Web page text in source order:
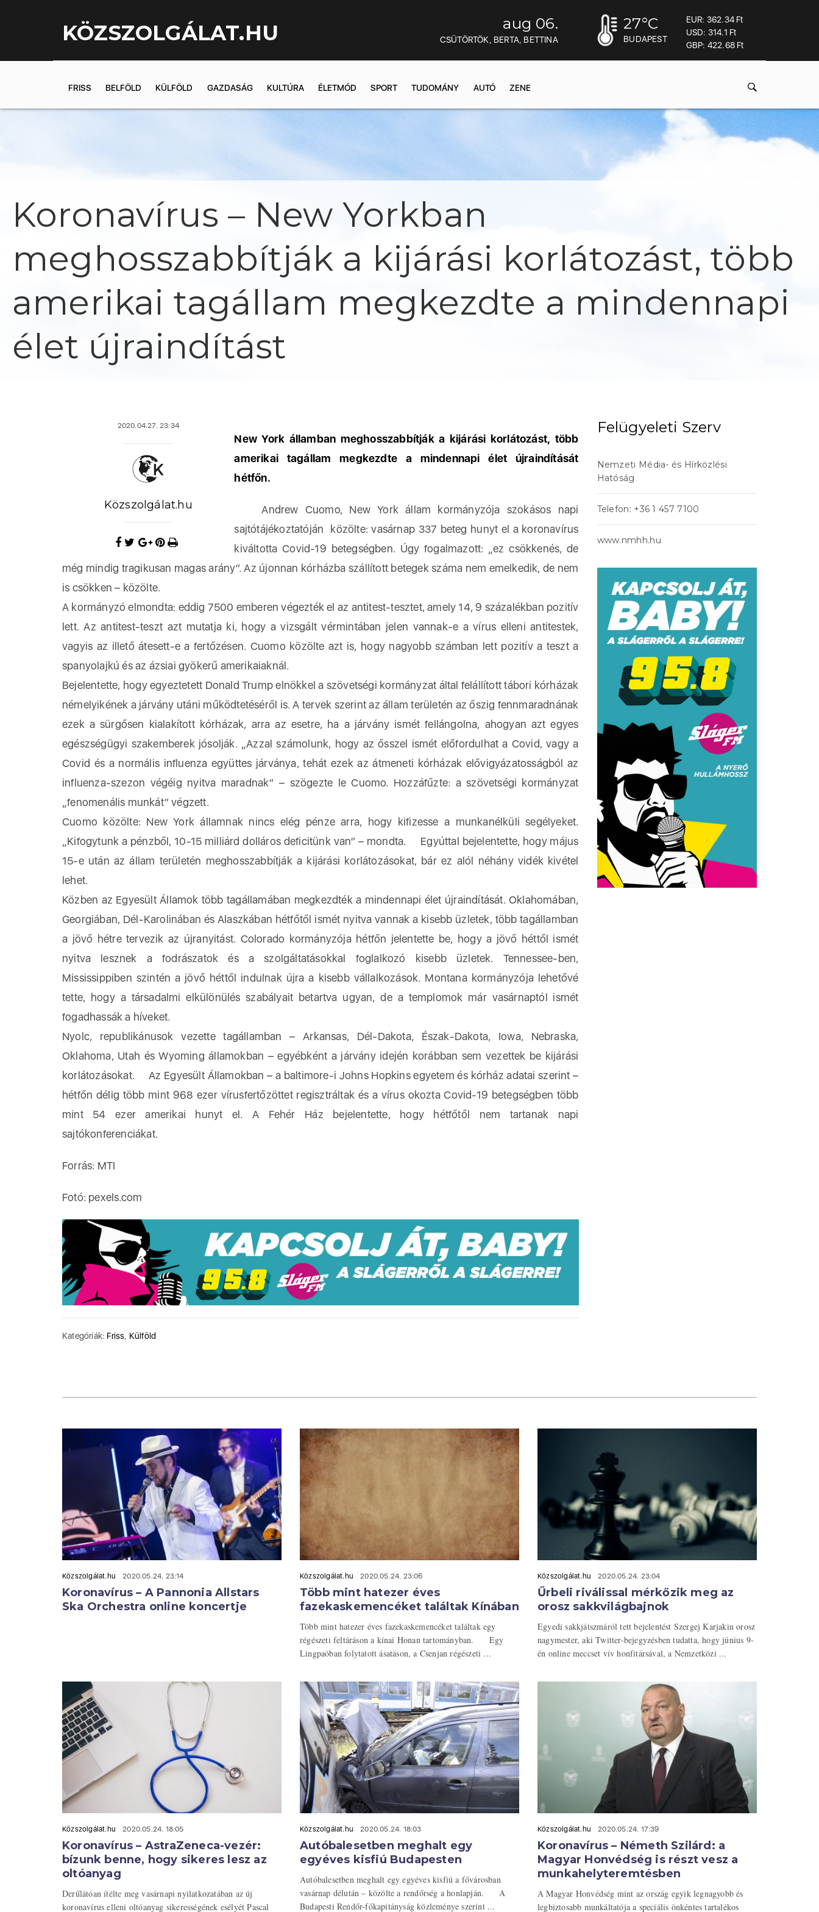
KÖZSZOLGÁLAT.HU aug 06.
CSÜTÖRTÖK, BERTA, BETTINA
27°C
BUDAPEST
EUR: 362.34 Ft
USD: 314.1 Ft
GBP: 422.68 Ft
FRISS BELFÖLD KÜLFÖLD GAZDASÁG KULTÚRA ÉLETMÓD SPORT TUDOMÁNY AUTÓ ZENE
Koronavírus – New Yorkban
meghosszabbítják a kijárási korlátozást, több
amerikai tagállam megkezdte a mindennapi
élet újraindítást
2020.04.27. 23:34
Közszolgálat.hu
New York államban meghosszabbítják a kijárási korlátozást, több
amerikai tagállam megkezdte a mindennapi élet újraindítását
hétfőn.
Andrew Cuomo, New York állam kormányzója szokásos napi
sajtótájékoztatóján közölte: vasárnap 337 beteg hunyt el a koronavírus
kiváltotta Covid-19 betegségben. Úgy fogalmazott: „ez csökkenés, de
még mindig tragikusan magas arány”. Az újonnan kórházba szállított betegek száma nem emelkedik, de nem
is csökken – közölte.
A kormányzó elmondta: eddig 7500 emberen végezték el az antitest-tesztet, amely 14, 9 százalékban pozitív
lett. Az antitest-teszt azt mutatja ki, hogy a vizsgált vérmintában jelen vannak-e a vírus elleni antitestek,
vagyis az illető átesett-e a fertőzésen. Cuomo közölte azt is, hogy nagyobb számban lett pozitív a teszt a
spanyolajkú és az ázsiai gyökerű amerikaiaknál.
Bejelentette, hogy egyeztetett Donald Trump elnökkel a szövetségi kormányzat által felállított tábori kórházak
némelyikének a járvány utáni működtetéséről is. A tervek szerint az állam területén az őszig fennmaradnának
ezek a sürgősen kialakított kórházak, arra az esetre, ha a járvány ismét fellángolna, ahogyan azt egyes
egészségügyi szakemberek jósolják. „Azzal számolunk, hogy az ősszel ismét előfordulhat a Covid, vagy a
Covid és a normális influenza együttes járványa, tehát ezek az átmeneti kórházak elővigyázatosságból az
influenza-szezon végéig nyitva maradnak” – szögezte le Cuomo. Hozzáfűzte: a szövetségi kormányzat
„fenomenális munkát” végzett.
Cuomo közölte: New York államnak nincs elég pénze arra, hogy kifizesse a munkanélküli segélyeket.
„Kifogytunk a pénzből, 10-15 milliárd dolláros deficitünk van” – mondta. Egyúttal bejelentette, hogy május
15-e után az állam területén meghosszabbítják a kijárási korlátozásokat, bár ez alól néhány vidék kivétel
lehet.
Közben az Egyesült Államok több tagállamában megkezdték a mindennapi élet újraindítását. Oklahomában,
Georgiában, Dél-Karolinában és Alaszkában hétfőtől ismét nyitva vannak a kisebb üzletek, több tagállamban
a jövő hétre tervezik az újranyitást. Colorado kormányzója hétfőn jelentette be, hogy a jövő héttől ismét
nyitva lesznek a fodrászatok és a szolgáltatásokkal foglalkozó kisebb üzletek. Tennessee-ben,
Mississippiben szintén a jövő héttől indulnak újra a kisebb vállalkozások. Montana kormányzója lehetővé
tette, hogy a társadalmi elkülönülés szabályait betartva ugyan, de a templomok már vasárnaptól ismét
fogadhassák a híveket.
Nyolc, republikánusok vezette tagállamban – Arkansas, Dél-Dakota, Észak-Dakota, Iowa, Nebraska,
Oklahoma, Utah és Wyoming államokban – egyébként a járvány idején korábban sem vezettek be kijárási
korlátozásokat. Az Egyesült Államokban – a baltimore-i Johns Hopkins egyetem és kórház adatai szerint –
hétfőn délig több mint 968 ezer vírusfertőzöttet regisztráltak és a vírus okozta Covid-19 betegségben több
mint 54 ezer amerikai hunyt el. A Fehér Ház bejelentette, hogy hétfőtől nem tartanak napi
sajtókonferenciákat.
Forrás: MTI
Fotó: pexels.com
Kategóriák: Friss, Külföld
Felügyeleti Szerv
Nemzeti Média- és Hírközlési
Hatóság
Telefon: +36 1 457 7100
www.nmhh.hu
Közszolgálat.hu 2020.05.24. 23:14
Koronavírus – A Pannonia Allstars
Ska Orchestra online koncertje
Közszolgálat.hu 2020.05.24. 23:06
Több mint hatezer éves
fazekaskemencéket találtak Kínában
Több mint hatezer éves fazekaskemencéket találtak egy
régészeti feltáráson a kínai Honan tartományban. Egy
Lingpaóban folytatott ásatáson, a Csenjan régészeti ...
Közszolgálat.hu 2020.05.24. 23:04
Űrbeli riválissal mérkőzik meg az
orosz sakkvilágbajnok
Egyedi sakkjátszmáról tett bejelentést Szergej Karjakin orosz
nagymester, aki Twitter-bejegyzésben tudatta, hogy június 9-
én online meccset vív honfitársával, a Nemzetközi ...
Közszolgálat.hu 2020.05.24. 18:05
Koronavírus – AstraZeneca-vezér:
bízunk benne, hogy sikeres lesz az
oltóanyag
Derűlátóan ítélte meg vasárnapi nyilatkozatában az új
koronavírus elleni oltóanyag sikerességének esélyét Pascal
Közszolgálat.hu 2020.05.24. 18:03
Autóbalesetben meghalt egy
egyéves kisfiú Budapesten
Autóbalesetben meghalt egy egyéves kisfiú a fővárosban
vasárnap délután – közölte a rendőrség a honlapján. A
Budapesti Rendőr-főkapitányság közleménye szerint ...
Közszolgálat.hu 2020.05.24. 17:39
Koronavírus – Németh Szilárd: a
Magyar Honvédség is részt vesz a
munkahelyteremtésben
A Magyar Honvédség mint az ország egyik legnagyobb és
legbiztosabb munkáltatója a speciális önkéntes tartalékos